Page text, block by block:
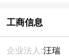
工商信息
企业法人:汪瑞